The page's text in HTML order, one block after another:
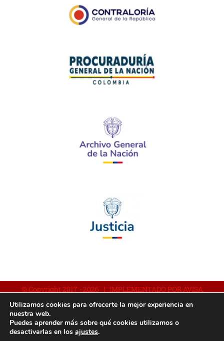
© Copyright 2017 - 2026 | IMPLEMENTADO POR AVISA
FacebookYouTubeInstagram
Utilizamos cookies para ofrecerte la mejor experiencia en
nuestra web.
Puedes aprender más sobre qué cookies utilizamos o
desactivarlas en los ajustes.